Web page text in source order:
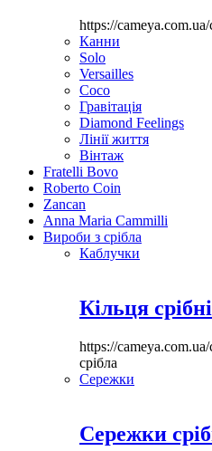
https://
Канни
Solo
Versailles
Coco
Гравітація
Diamond Feelings
Лінії життя
Вінтаж
Fratelli Bovo
Roberto Coin
Zancan
Anna Maria Cammilli
Вироби з срібла
Каблучки
Кільця срібні
https://
срібла
Сережки
Сережки